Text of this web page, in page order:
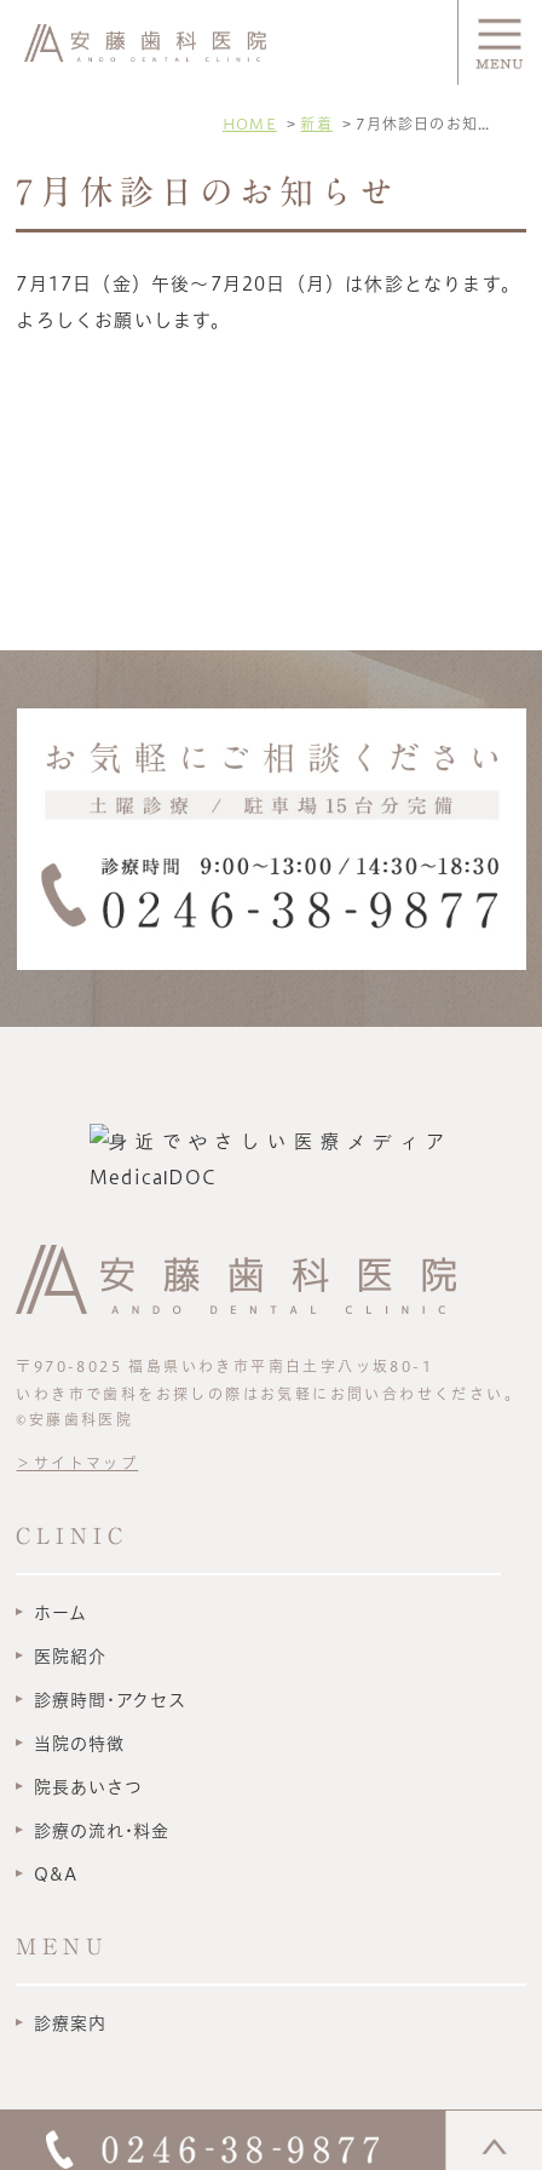
HOME 新着
7月休診日のお知らせ
7月17日（金）午後〜7月20日（月）は休診となります。
よろしくお願いします。
〒970-8025 福島県いわき市平南白土字八ッ坂80-1
いわき市で歯科をお探しの際はお気軽にお問い合わせください。
©安藤歯科医院
＞サイトマップ
CLINIC
ホーム
医院紹介
診療時間･アクセス
当院の特徴
院長あいさつ
診療の流れ･料金
Q&A
MENU
診療案内